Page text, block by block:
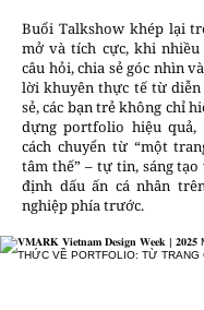
Buổi Talkshow khép lại
mở và tích cực, khi
câu hỏi, chia sẻ góc nhìn
lời khuyên thực tế từ diễn
sẻ, các bạn trẻ không chỉ
dựng portfolio hiệu quả,
cách chuyển từ “một
tâm thế” – tự tin, sáng tạo
định dấu ấn cá nhân
nghiệp phía trước.